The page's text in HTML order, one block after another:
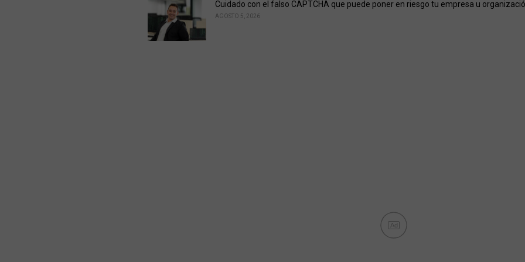
Cuidado con el falso CAPTCHA que puede poner en riesgo tu empresa u
AGOSTO 5, 2026
Ad